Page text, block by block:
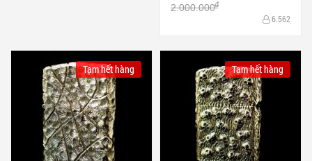
2.000.000đ
6.562
Tạm hết hàng Tạm hết hàng